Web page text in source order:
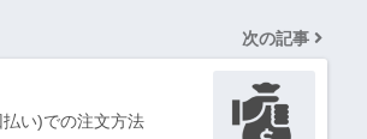
次の記事
い)での注文方法